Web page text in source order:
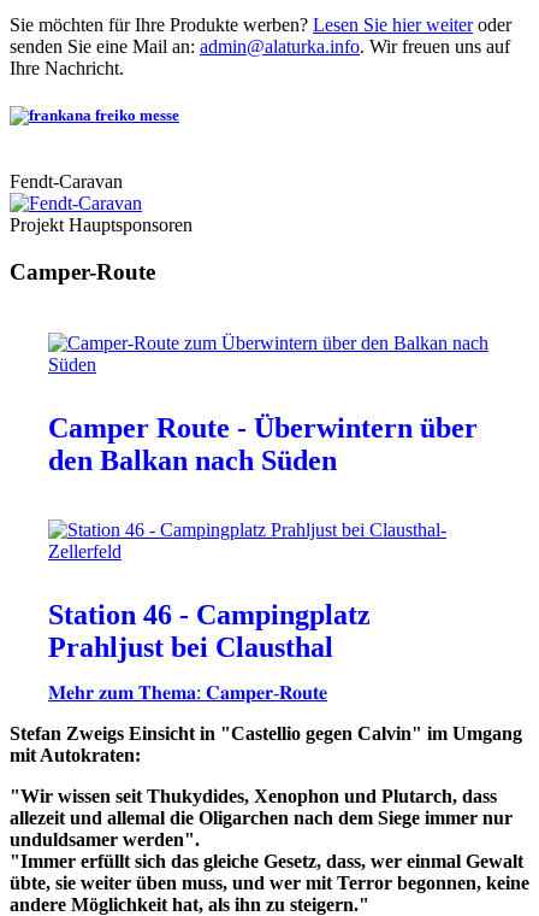
Sie möchten für Ihre Produkte werben? Lesen Sie hier weiteroder
senden Sie eine Mail an: admin@alaturka.info. Wir freuen uns auf
Ihre Nachricht.
Fendt-Caravan
Projekt Hauptsponsoren
Camper-Route
Camper Route - Überwintern über
den Balkan nach Süden
Station 46 - Campingplatz
Prahljust bei Clausthal
𝐌𝐞𝐡𝐫 𝐳𝐮𝐦 𝐓𝐡𝐞𝐦𝐚: 𝐂𝐚𝐦𝐩𝐞𝐫-𝐑𝐨𝐮𝐭𝐞
Stefan Zweigs Einsicht in "Castellio gegen Calvin" im Umgang
mit Autokraten:
"Wir wissen seit Thukydides, Xenophon und Plutarch, dass
allezeit und allemal die Oligarchen nach dem Siege immer nur
unduldsamer werden".
"Immer erfüllt sich das gleiche Gesetz, dass, wer einmal Gewalt
übte, sie weiter üben muss, und wer mit Terror begonnen, keine
andere Möglichkeit hat, als ihn zu steigern."